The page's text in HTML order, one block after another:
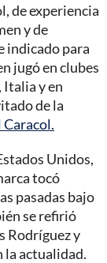
de experiencia
y de
indicado para
jugó en clubes
Italia y en
de la
Unidos,
tocó
pasadas bajo
se refirió
Rodríguez y
la actualidad.